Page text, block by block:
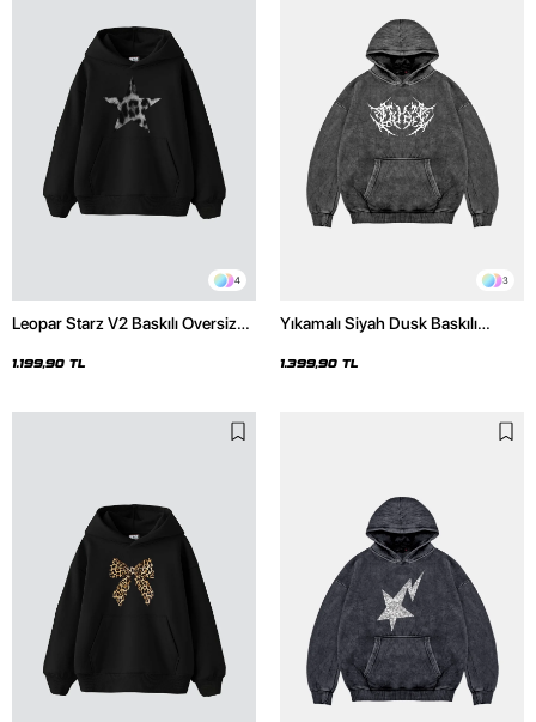
4
Leopar Starz V2 Baskılı Oversize
1.199,90 TL
3
Yıkamalı Siyah Dusk Baskılı
1.399,90 TL